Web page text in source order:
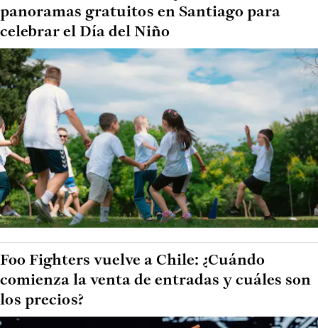
panoramas gratuitos en Santiago para
celebrar el Día del Niño
Foo Fighters vuelve a Chile: ¿Cuándo
comienza la venta de entradas y cuáles son
los precios?